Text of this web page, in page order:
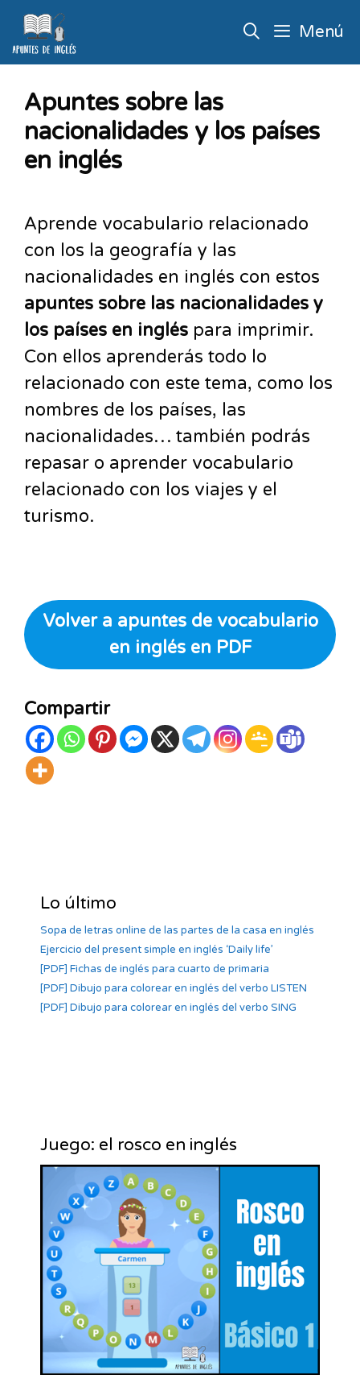
Menú
Apuntes sobre las
nacionalidades y los países
en inglés
Aprende vocabulario relacionado
con los la geografía y las
nacionalidades en inglés con estos
apuntes sobre las nacionalidades y
los países en inglés para imprimir.
Con ellos aprenderás todo lo
relacionado con este tema, como los
nombres de los países, las
nacionalidades… también podrás
repasar o aprender vocabulario
relacionado con los viajes y el
turismo.
Volver a apuntes de vocabulario
en inglés en PDF
Compartir
Lo último
Sopa de letras online de las partes de la casa en inglés
Ejercicio del present simple en inglés ‘Daily life’
[PDF] Fichas de inglés para cuarto de primaria
[PDF] Dibujo para colorear en inglés del verbo LISTEN
[PDF] Dibujo para colorear en inglés del verbo SING
Juego: el rosco en inglés